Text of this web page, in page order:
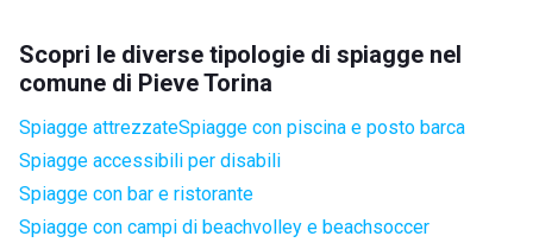
Scopri le diverse tipologie di spiagge nel
comune di Pieve Torina
Spiagge attrezzateSpiagge con piscina e posto barca
Spiagge accessibili per disabili
Spiagge con bar e ristorante
Spiagge con campi di beachvolley e beachsoccer